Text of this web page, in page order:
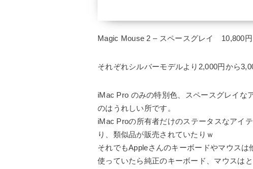
Magic Mouse 2 – スペースグレイ 10,800
それぞれシルバーモデルより2,000円から
iMac Pro のみの特別色、スペースグレイな
のはうれしい所です。
iMac Proの所有者だけのステータスなアイ
り、類似品が販売されていたりｗ
それでもAppleさんのキーボードやマウス
使っていたら純正のキーボード、マウスは